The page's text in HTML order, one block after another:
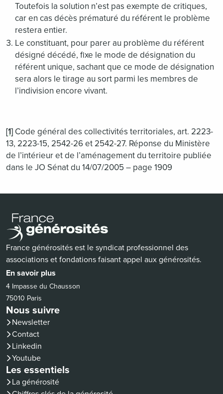
Toutefois la solution n’est pas exempte de critiques,
car en cas décès prématuré du référent le problème
restera entier.
Le constituant, pour parer au problème du référent
désigné décédé, fixe le mode de désignation du
référent unique, sachant que ce mode de désignation
sera alors le tirage au sort parmi les membres de
l’indivision encore vivant.
[1] Code général des collectivités territoriales, art. 2223-
13, 2223-15, 2542-26 et 2542-27. Réponse du Ministère
de l’intérieur et de l’aménagement du territoire publiée
dans le JO Sénat du 14/07/2005 – page 1909
France générosités est le syndicat professionnel des
associations et fondations faisant appel aux générosités.
En savoir plus
4 Impasse du Chausson
75010 Paris
Nous suivre
Newsletter
Contact
Linkedin
(nouvelle fenêtre)
Youtube
(nouvelle fenêtre)
Les essentiels
La générosité